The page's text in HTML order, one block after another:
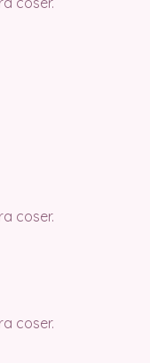
coser.
coser.